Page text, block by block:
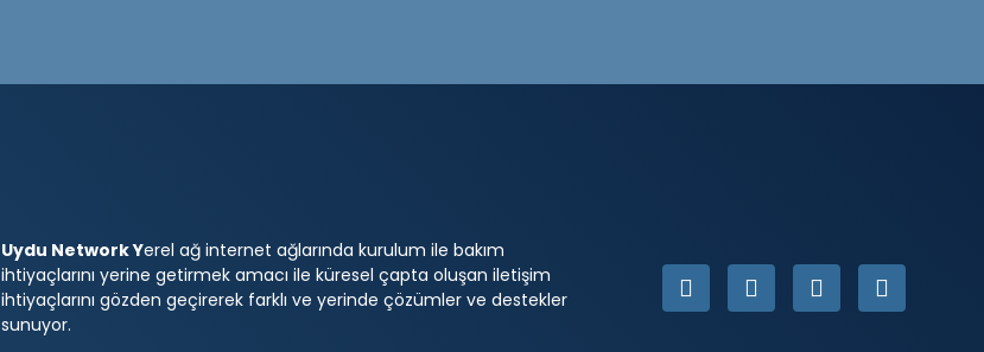
Uydu Network Yerel ağ internet ağlarında kurulum ile bakım
ihtiyaçlarını yerine getirmek amacı ile küresel çapta oluşan iletişim
ihtiyaçlarını gözden geçirerek farklı ve yerinde çözümler ve destekler
sunuyor.